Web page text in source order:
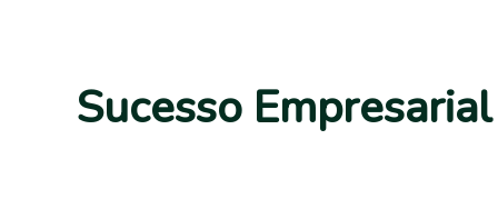
Sucesso Empresarial